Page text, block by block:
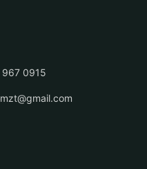
0915